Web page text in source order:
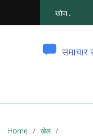
Home
खेल